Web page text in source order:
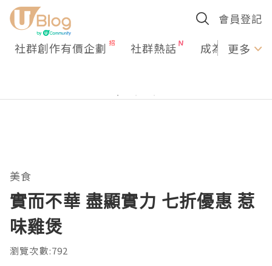
會員登記
社群創作有價企劃 社群熱話 成為U更多
美食
實而不華 盡顯實力 七折優惠 惹
味雞煲
瀏覽次數:792